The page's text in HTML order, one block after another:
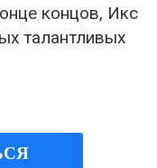
концов, Икс
талантливых